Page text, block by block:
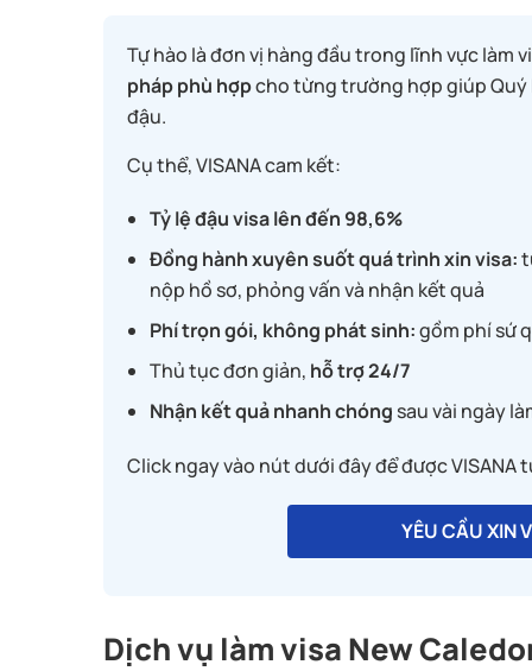
Tự hào là đơn vị hàng đầu trong lĩnh vực làm
pháp phù hợpcho từng trường hợp giúp Quý
đậu.
Cụ thể, VISANA cam kết:
Tỷ lệ đậu visa lên đến 98,6%
Đồng hành xuyên suốt quá trình xin visa:
nộp hồ sơ, phỏng vấn và nhận kết quả
Phí trọn gói, không phát sinh:gồm phí sứ
Thủ tục đơn giản, hỗ trợ 24/7
Nhận kết quả nhanh chóng sau vài ngày
Click ngay vào nút dưới đây để được VISANA
YÊU CẦU XIN
Dịch vụ làm visa New
trong quá trình
mình vẫn kịp
nhanh, giá cả phù hợp. Mình làm
với chị Hải Hạnh 2 lần đều ổn. Sẽ
dụng dịch vụ trong tương lai.